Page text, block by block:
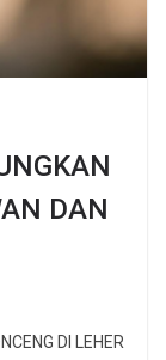
DAN
DI LEHER